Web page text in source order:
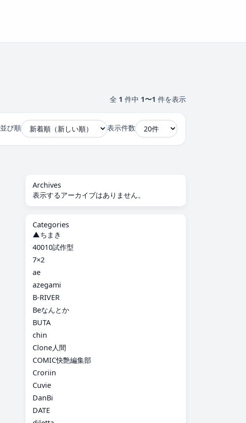
全 1 件中 1〜1 件を表示
並び順 表示件数
Archives
表示するアーカイブはありません。
Categories
▲ちまき
40010試作型
7×2
ae
azegami
B-RIVER
Beなんとか
BUTA
chin
Clone人間
COMIC快艶編集部
Croriin
Cuvie
DanBi
DATE